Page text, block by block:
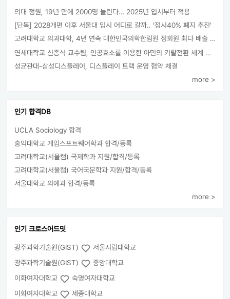
의대 정원, 19년 만에 2000명 늘린다… 2025년 입시부터 적용
[단독] 2028개편 이후 서울대 입시 어디로 갈까.. ‘정시40% 폐지 추진’
고려대학교 의과대학, 4년 연속 대한민국의학한림원 정회원 최다 배출 外
연세대학교 신종식 교수팀, 인공효소를 이용한 아민의 키랄전환 세계 최초로 성공
성균관대-삼성디스플레이, 디스플레이 트랙 운영 협약 체결
more >
인기 합격DB
UCLA Sociology 합격
홍익대학교 게임스프트웨어학과 합격/등록
고려대학교(서울캠) 국제학과 지원/합격/등록
고려대학교(서울캠) 국어국문학과 지원/합격/등록
서울대학교 의예과 합격/등록
more >
인기 크로스어드밋
광주과학기술원(GIST)
서울시립대학교
광주과학기술원(GIST)
중앙대학교
이화여자대학교
숙명여자대학교
이화여자대학교
세종대학교